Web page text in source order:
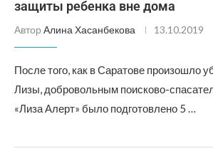
защиты ребенка вне дома
Автор Алина Хасанбекова 13.10.2019
После того, как в Саратове произошло
Лизы, добровольным поисково-
«Лиза Алерт» было подготовлено 5 …